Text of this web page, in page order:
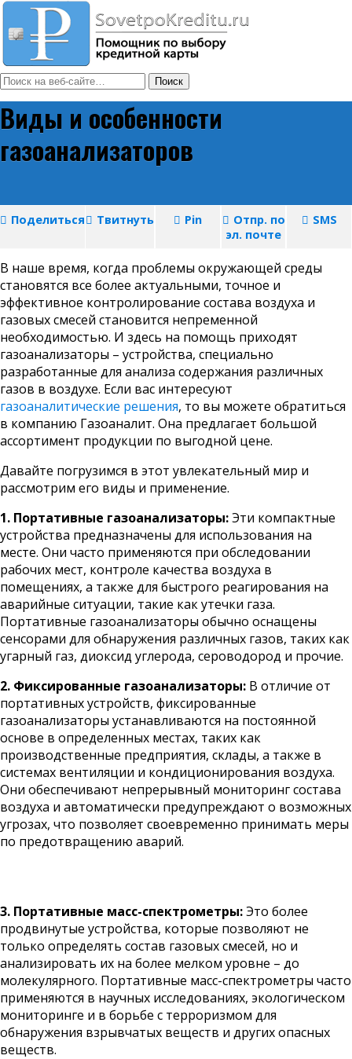
Виды и особенности
газоанализаторов
Поделиться Твитнуть Pin
Отпр. по
эл. почте
SMS
В наше время, когда проблемы окружающей среды
становятся все более актуальными, точное и
эффективное контролирование состава воздуха и
газовых смесей становится непременной
необходимостью. И здесь на помощь приходят
газоанализаторы – устройства, специально
разработанные для анализа содержания различных
газов в воздухе. Если вас интересуют
газоаналитические решения, то вы можете обратиться
в компанию Газоаналит. Она предлагает большой
ассортимент продукции по выгодной цене.
Давайте погрузимся в этот увлекательный мир и
рассмотрим его виды и применение.
1. Портативные газоанализаторы:Эти компактные
устройства предназначены для использования на
месте. Они часто применяются при обследовании
рабочих мест, контроле качества воздуха в
помещениях, а также для быстрого реагирования на
аварийные ситуации, такие как утечки газа.
Портативные газоанализаторы обычно оснащены
сенсорами для обнаружения различных газов, таких как
угарный газ, диоксид углерода, сероводород и прочие.
2. Фиксированные газоанализаторы: В отличие от
портативных устройств, фиксированные
газоанализаторы устанавливаются на постоянной
основе в определенных местах, таких как
производственные предприятия, склады, а также в
системах вентиляции и кондиционирования воздуха.
Они обеспечивают непрерывный мониторинг состава
воздуха и автоматически предупреждают о возможных
угрозах, что позволяет своевременно принимать меры
по предотвращению аварий.
3. Портативные масс-спектрометры:Это более
продвинутые устройства, которые позволяют не
только определять состав газовых смесей, но и
анализировать их на более мелком уровне – до
молекулярного. Портативные масс-спектрометры часто
применяются в научных исследованиях, экологическом
мониторинге и в борьбе с терроризмом для
обнаружения взрывчатых веществ и других опасных
веществ.